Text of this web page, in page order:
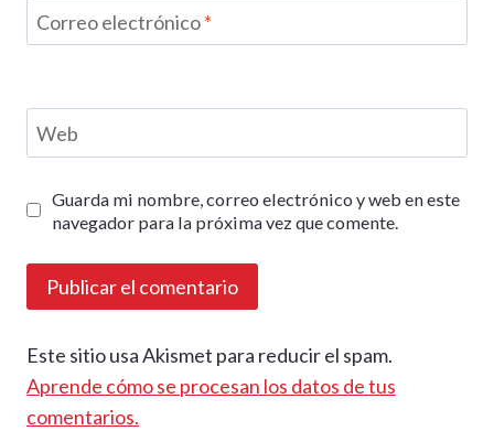
Correo electrónico*
Web
Guarda mi nombre, correo electrónico y web en este
navegador para la próxima vez que comente.
Este sitio usa Akismet para reducir el spam.
Aprende cómo se procesan los datos de tus
comentarios.